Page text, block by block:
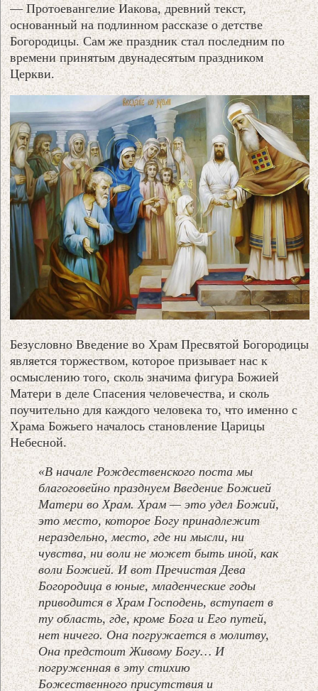
— Протоевангелие Иакова, древний текст,
основанный на подлинном рассказе о детстве
Богородицы. Сам же праздник стал последним по
времени принятым двунадесятым праздником
Церкви.
Безусловно Введение во Храм Пресвятой Богородицы
является торжеством, которое призывает нас к
осмыслению того, сколь значима фигура Божией
Матери в деле Спасения человечества, и сколь
поучительно для каждого человека то, что именно с
Храма Божьего началось становление Царицы
Небесной.
«В начале Рождественского поста мы
благоговейно празднуем Введение Божией
Матери во Храм. Храм — это удел Божий,
это место, которое Богу принадлежит
нераздельно, место, где ни мысли, ни
чувства, ни воли не может быть иной, как
воли Божией. И вот Пречистая Дева
Богородица в юные, младенческие годы
приводится в Храм Господень, вступает в
ту область, где, кроме Бога и Его путей,
нет ничего. Она погружается в молитву,
Она предстоит Живому Богу… И
погруженная в эту стихию
Божественного присутствия и